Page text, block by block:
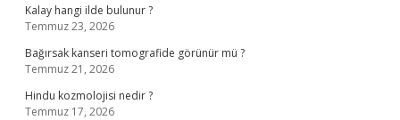
Kalay hangi ilde bulunur ?
Temmuz 23, 2026
Bağırsak kanseri tomografide görünür mü ?
Temmuz 21, 2026
Hindu kozmolojisi nedir ?
Temmuz 17, 2026